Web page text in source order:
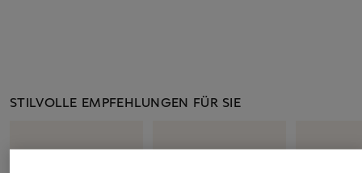
STILVOLLE EMPFEHLUNGEN FÜR SIE